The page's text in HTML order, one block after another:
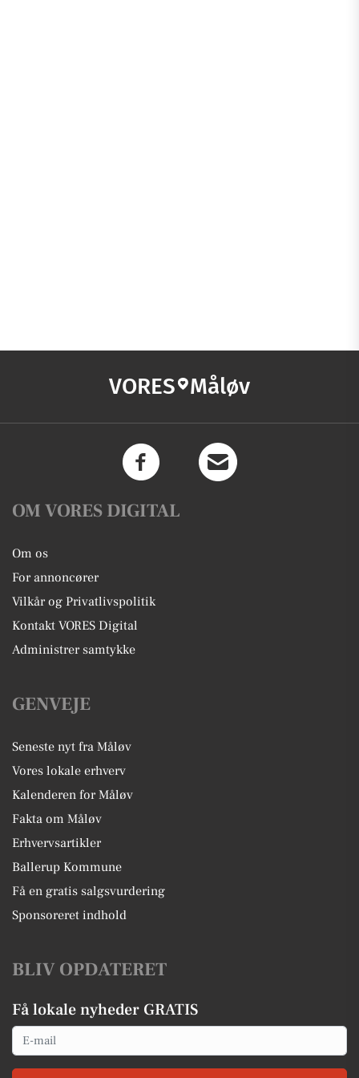
VORES Måløv
OM VORES DIGITAL
Om os
For annoncører
Vilkår og Privatlivspolitik
Kontakt VORES Digital
Administrer samtykke
GENVEJE
Seneste nyt fra Måløv
Vores lokale erhverv
Kalenderen for Måløv
Fakta om Måløv
Erhvervsartikler
Ballerup Kommune
Få en gratis salgsvurdering
Sponsoreret indhold
BLIV OPDATERET
Få lokale nyheder GRATIS
Email